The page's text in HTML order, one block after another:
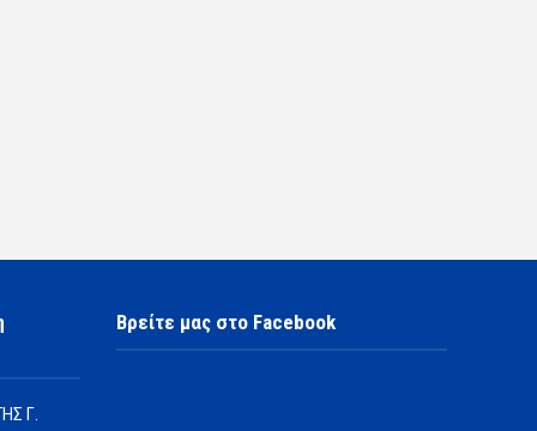
Γ.
Βρείτε μας στο Facebook